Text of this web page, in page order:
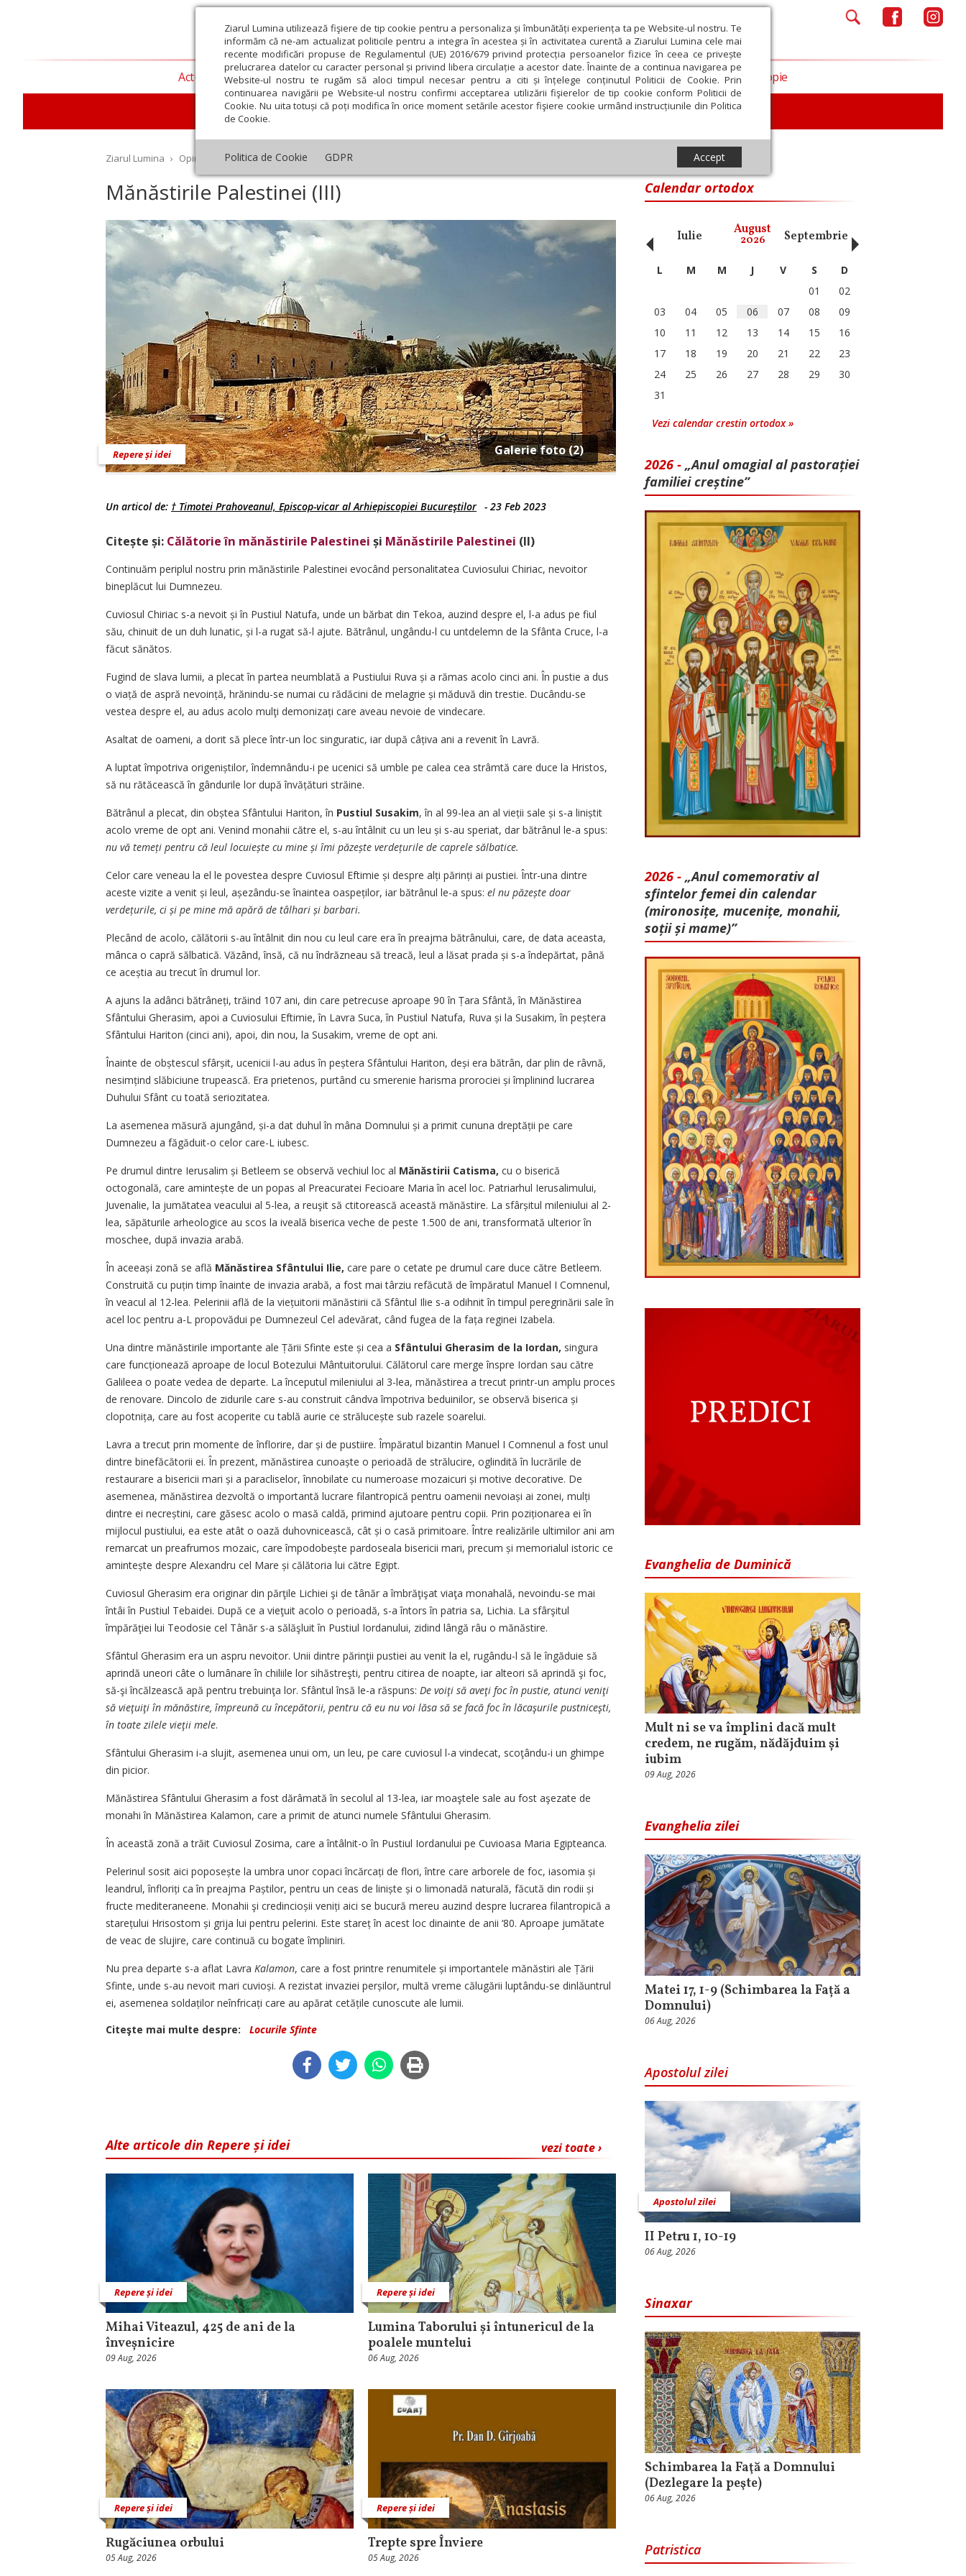
Ziarul Lumina utilizează fişiere de tip cookie pentru a personaliza și îmbunătăți experiența ta pe Website-ul nostru. Te
informăm că ne-am actualizat politicile pentru a integra în acestea și în activitatea curentă a Ziarului Lumina cele mai
recente modificări propuse de Regulamentul (UE) 2016/679 privind protecția persoanelor fizice în ceea ce privește
prelucrarea datelor cu caracter personal și privind libera circulație a acestor date. Înainte de a continua navigarea pe
Website-ul nostru te rugăm să aloci timpul necesar pentru a citi și înțelege conținutul Politicii de Cookie. Prin
continuarea navigării pe Website-ul nostru confirmi acceptarea utilizării fişierelor de tip cookie conform Politicii de
Cookie. Nu uita totuși că poți modifica în orice moment setările acestor fişiere cookie urmând instrucțiunile din Politica
de Cookie.
Politica de Cookie GDPR Accept
Actualitate religioasă Teologie și spiritualitate Educaţie și Cultură Societate Opinii
Editorial Repere și idei Pilda zilei
Filantropie
Ziarul Lumina › Opinii Repere și idei › Mănăstirile Palestinei (III)
Mănăstirile Palestinei (III)
Galerie foto (2)
Repere și idei
Un articol de: † Timotei Prahoveanul, Episcop-vicar al Arhiepiscopiei Bucureştilor - 23 Feb 2023
Citește și: Călătorie în mănăstirile Palestinei și Mănăstirile Palestinei (II)
Continuăm periplul nostru prin mănăstirile Palestinei evocând personalitatea Cuviosului Chiriac, nevoitor
bineplăcut lui Dumnezeu.
Cuviosul Chiriac s-a nevoit și în Pustiul Natufa, unde un bărbat din Tekoa, auzind despre el, l-a adus pe fiul
său, chinuit de un duh lunatic, și l-a rugat să-l ajute. Bătrânul, ungându-l cu untdelemn de la Sfânta Cruce, l-a
făcut sănătos.
Fugind de slava lumii, a plecat în partea neumblată a Pustiului Ruva și a rămas acolo cinci ani. În pustie a dus
o viață de aspră nevoință, hrănindu-se numai cu rădăcini de melagrie și măduvă din trestie. Ducându-se
vestea despre el, au adus acolo mulţi demoni­zați care aveau nevoie de vindecare.
Asaltat de oameni, a dorit să plece într-un loc singuratic, iar după câțiva ani a revenit în Lavră.
A luptat împotriva origeniștilor, îndemnându-i pe ucenici să umble pe calea cea strâmtă care duce la Hristos,
să nu rătăcească în gândurile lor după învățături străine.
Bătrânul a plecat, din obștea Sfântului Hariton, în Pustiul Susakim, în al 99-lea an al vieții sale și s-a liniștit
acolo vreme de opt ani. Venind monahii către el, s-au întâlnit cu un leu și s-au speriat, dar bătrânul le-a spus:
nu vă temeți pentru că leul locuiește cu mine și îmi păzește verdețurile de caprele sălbatice.
Celor care veneau la el le povestea despre Cuviosul Eftimie și despre alți părinți ai pus­tiei. Într-una dintre
aceste vizite a venit și leul, așezându-se înaintea oaspeților, iar bătrânul le-a spus: el nu păzește doar
verdețurile, ci și pe mine mă apără de tâlhari și barbari.
Plecând de acolo, călătorii s-au întâlnit din nou cu leul care era în preajma bătrânului, care, de data aceasta,
mânca o capră sălbatică. Văzând, însă, că nu îndrăzneau să treacă, leul a lăsat prada și s-a îndepărtat, până
ce aceștia au trecut în drumul lor.
A ajuns la adânci bătrâneți, trăind 107 ani, din care petrecuse aproape 90 în Țara Sfântă, în Mănăstirea
Sfântului Gherasim, apoi a Cuviosului Eftimie, în Lavra Suca, în Pustiul Natufa, Ruva și la Susakim, în peștera
Sfântului Hariton (cinci ani), apoi, din nou, la Susakim, vreme de opt ani.
Înainte de obștescul sfârșit, ucenicii l-au adus în peștera Sfântului Hariton, deși era bă­trân, dar plin de râvnă,
nesimțind slăbiciune trupească. Era prietenos, purtând cu smerenie harisma prorociei și împlinind lucrarea
Duhului Sfânt cu toată seriozitatea.
La asemenea măsură ajungând, și-a dat duhul în mâna Domnului și a primit cununa dreptății pe care
Dumnezeu a făgăduit-o celor care-L iubesc.
Pe drumul dintre Ierusalim și Betleem se observă vechiul loc al Mănăstirii Catisma, cu o biserică
octogonală, care amintește de un popas al Preacuratei Fecioare Maria în acel loc. Patriarhul Ierusalimului,
Juvenalie, la jumătatea veacului al 5-lea, a reuşit să ctitorească această mănăstire. La sfârșitul mileniului al 2-
lea, săpăturile arheologice au scos la iveală biserica veche de peste 1.500 de ani, transformată ulterior în
moschee, după invazia arabă.
În aceeași zonă se află Mănăstirea Sfântului Ilie, care pare o cetate pe drumul care duce către Betleem.
Construită cu puțin timp înainte de invazia arabă, a fost mai târziu refăcută de împăratul Manuel I Comnenul,
în veacul al 12-lea. Pelerinii află de la viețuitorii mănăstirii că Sfântul Ilie s-a odihnit în timpul peregrinării sale în
acel loc pentru a-L propovădui pe Dumnezeul Cel adevărat, când fugea de la fața reginei Izabela.
Una dintre mănăstirile importante ale Țării Sfinte este și cea a Sfântului Gherasim de la Iordan, singura
care funcționează aproape de locul Botezului Mântuitorului. Călătorul care merge înspre Iordan sau către
Galileea o poate vedea de departe. La începutul mileniului al 3-lea, mănăstirea a trecut printr-un amplu proces
de renovare. Dincolo de zidurile care s-au construit cândva împotriva beduinilor, se observă biserica și
clopotnița, care au fost acoperite cu tablă aurie ce strălucește sub razele soarelui.
Lavra a trecut prin momente de înflorire, dar și de pustiire. Împăratul bizantin Manuel I Comnenul a fost unul
dintre binefăcătorii ei. În prezent, mănăstirea cunoaște o perioadă de strălucire, oglindită în lucrările de
restaurare a bisericii mari și a paracliselor, înnobilate cu numeroase mozaicuri și motive decorative. De
asemenea, mănăstirea dezvoltă o importantă lucrare filantropică pentru oamenii nevoiași ai zonei, mulți
dintre ei necreștini, care găsesc acolo o masă caldă, primind ajutoare pentru copii. Prin poziționarea ei în
mijlocul pustiului, ea este atât o oază duhovnicească, cât și o casă primitoare. Între realizările ultimilor ani am
remarcat un preafrumos mozaic, care împodobește pardoseala bisericii mari, precum și memorialul istoric ce
amintește despre Alexandru cel Mare și călătoria lui către Egipt.
Cuviosul Gherasim era originar din părţile Lichiei şi de tânăr a îmbrăţişat viaţa monahală, nevoindu-se mai
întâi în Pustiul Tebaidei. După ce a vieţuit acolo o perioadă, s-a întors în pa­tria sa, Lichia. La sfârşitul
împărăţiei lui Teodosie cel Tânăr s-a sălăşluit în Pustiul Iordanului, zidind lângă râu o mănăstire.
Sfântul Gherasim era un aspru nevoitor. Unii dintre părinţii pustiei au venit la el, rugându-l să le îngăduie să
aprindă uneori câte o lumânare în chiliile lor sihăstreşti, pentru citirea de noapte, iar alteori să aprindă şi foc,
să-şi încălzească apă pentru trebuinţa lor. Sfântul însă le-a răspuns: De voiţi să aveţi foc în pustie, atunci veniţi
să vieţuiţi în mănăstire, împreună cu începătorii, pentru că eu nu voi lăsa să se facă foc în lăcaşurile pustniceşti,
în toate zilele vieţii mele.
Sfântului Gherasim i-a slujit, asemenea unui om, un leu, pe care cuviosul l-a vindecat, scoţându-i un ghimpe
din picior.
Mănăstirea Sfântului Gherasim a fost dărâmată în secolul al 13-lea, iar moaştele sale au fost aşezate de
monahi în Mănăstirea Kalamon, care a primit de atunci numele Sfântului Gherasim.
În această zonă a trăit Cuviosul Zosima, care a întâlnit-o în Pustiul Iordanului pe Cuvioasa Maria Egipteanca.
Pelerinul sosit aici poposește la umbra unor copaci încărcați de flori, între care arborele de foc, iasomia și
leandrul, înfloriți ca în preajma Paștilor, pentru un ceas de liniște și o limonadă naturală, făcută din rodii și
fructe mediteraneene. Monahii şi credincioșii veniți aici se bucură mereu auzind despre lucrarea filantropică a
starețului Hrisostom și grija lui pentru pelerini. Este stareț în acest loc dinainte de anii ‘80. Aproape jumătate
de veac de slujire, care continuă cu bogate împliniri.
Nu prea departe s-a aflat Lavra Kalamon, care a fost printre renumitele și importantele mănăstiri ale Țării
Sfinte, unde s-au nevoit mari cuvioși. A rezistat invaziei perșilor, multă vreme călugării luptându-se dinlăuntrul
ei, asemenea soldaților neînfricați care au apărat cetățile cunoscute ale lumii.
Citeşte mai multe despre:
Locurile Sfinte
vezi toate ›
Alte articole din Repere și idei
Repere și idei
Mihai Viteazul, 425 de ani de la
înveșnicire
09 Aug, 2026
Repere și idei
Lumina Taborului și întunericul de la
poalele muntelui
06 Aug, 2026
Repere și idei
Rugăciunea orbului
05 Aug, 2026
Repere și idei
Trepte spre Înviere
05 Aug, 2026
Calendar ortodox
Octombrie Noiembrie Decembrie Ianuarie Februarie Martie Aprilie Mai Iunie Iulie August
2026 Septembrie Octombrie
‹ L M M J V S
D
01
02
03
04 05 06 07 08
09
10
11 12 13 14 15
16
17
18 19 20 21 22
23
24
25 26 27 28 29
30
31
Vezi calendar crestin ortodox »
2026 - „Anul omagial al pastorației
familiei creștine”
2026 - „Anul comemorativ al
sfintelor femei din calendar
(mironosițe, mu­cenițe, monahii,
soții și mame)”
Evanghelia de Duminică
Mult ni se va împlini dacă mult
credem, ne rugăm, nădăjduim și
iubim
09 Aug, 2026
Evanghelia zilei
Matei 17, 1-9 (Schimbarea la Față a
Domnului)
06 Aug, 2026
Apostolul zilei
Apostolul zilei
II Petru 1, 10-19
06 Aug, 2026
Sinaxar
Schimbarea la Faţă a Domnului
(Dezlegare la peşte)
06 Aug, 2026
Patristica